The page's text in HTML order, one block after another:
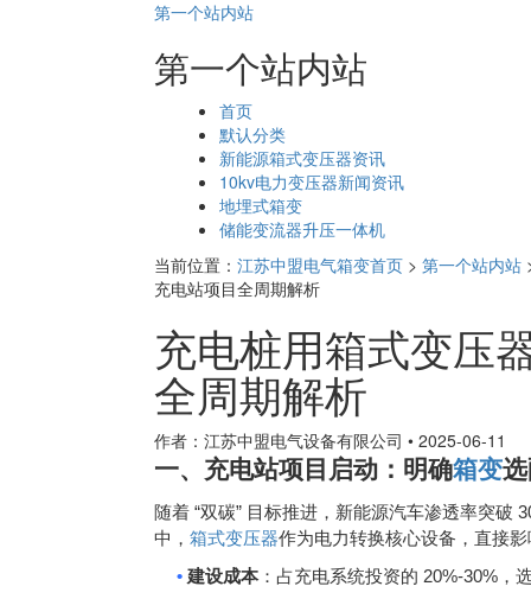
第一个站内站
第一个站内站
首页
默认分类
新能源箱式变压器资讯
10kv电力变压器新闻资讯
地埋式箱变
储能变流器升压一体机
当前位置： 江苏中盟电气箱变首页 > 第一个站内站
充电站项目全周期解析
充电桩用箱式变压
全周期解析
作者：江苏中盟电气设备有限公司 • 2025-06-11
一、充电站项目启动：明确箱变
随着 “双碳” 目标推进，新能源汽车渗透率突破
中， 箱式变压器作为电力转换核心设备，直接
• 建设成本：占充电系统投资的 20%-30% ，